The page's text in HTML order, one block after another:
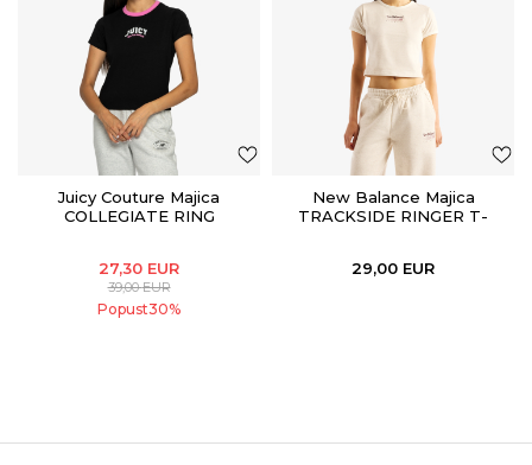
Juicy Couture Majica
COLLEGIATE RING
27,30 EUR
39,00EUR
Popust30%
New Balance Majica
TRACKSIDE RINGER T-
29,00 EUR